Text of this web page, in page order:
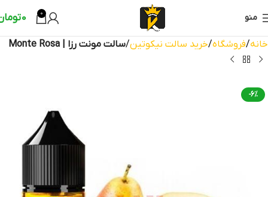
منو 0
0
خانه فروشگاه خرید سالت نیکوتین سالت مونت رزا | Monte Rosa
-6%